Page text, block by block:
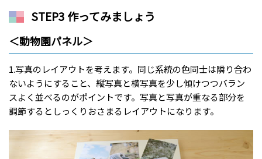
STEP3 作ってみましょう
＜動物園パネル＞
1.写真のレイアウトを考えます。同じ系統の色同士は隣り合わ
ないようにすること、縦写真と横写真を少し傾けつつバラン
スよく並べるのがポイントです。写真と写真が重なる部分を
調節するとしっくりおさまるレイアウトになります。